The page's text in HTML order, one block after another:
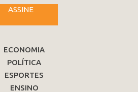
ASSINE
ECONOMIA
POLÍTICA
ESPORTES
ENSINO